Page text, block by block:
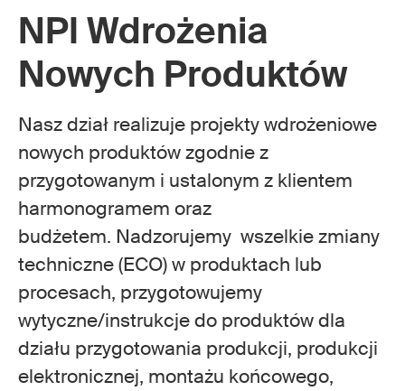
NPI Wdrożenia
Nowych Produktów
Nasz dział realizuje projekty wdrożeniowe
nowych produktów zgodnie z
przygotowanym i ustalonym z klientem
harmonogramem oraz
budżetem. Nadzorujemy wszelkie zmiany
techniczne (ECO) w produktach lub
procesach, przygotowujemy
wytyczne/instrukcje do produktów dla
działu przygotowania produkcji, produkcji
elektronicznej, montażu końcowego,